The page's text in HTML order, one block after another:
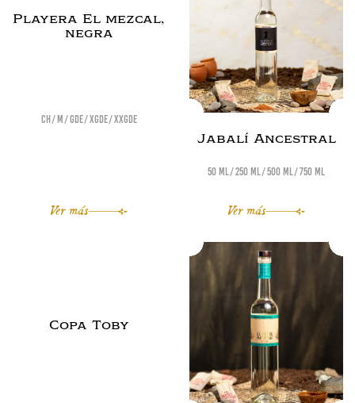
Playera El mezcal,
negra
Ch M Gde XGde XXGde
Ver más
Jabalí Ancestral
50 ml 250 ml 500 ml 750 ml
Ver más
Copa Toby